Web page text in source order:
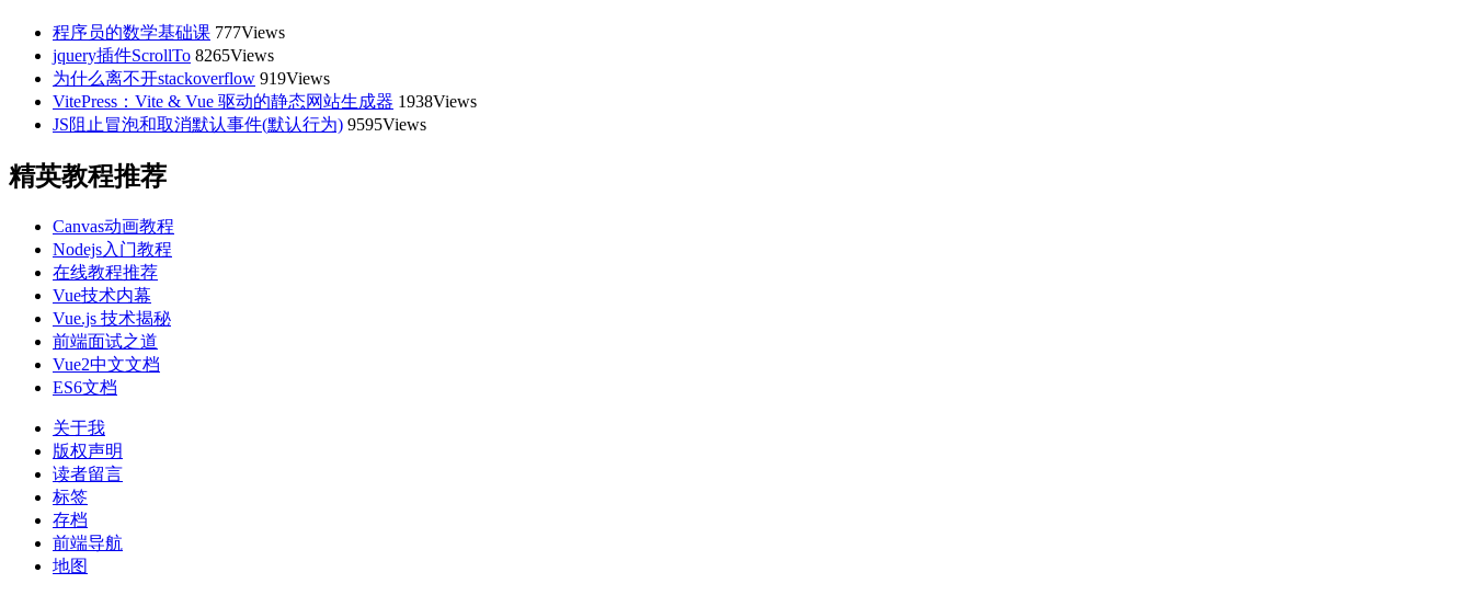
程序员的数学基础课 777Views
jquery插件ScrollTo 8265Views
为什么离不开stackoverflow 919Views
VitePress：Vite & Vue 驱动的静态网站生成器 1938Views
JS阻止冒泡和取消默认事件(默认行为) 9595Views
精英教程推荐
Canvas动画教程
Nodejs入门教程
在线教程推荐
Vue技术内幕
Vue.js 技术揭秘
前端面试之道
Vue2中文文档
ES6文档
关于我
版权声明
读者留言
标签
存档
前端导航
地图